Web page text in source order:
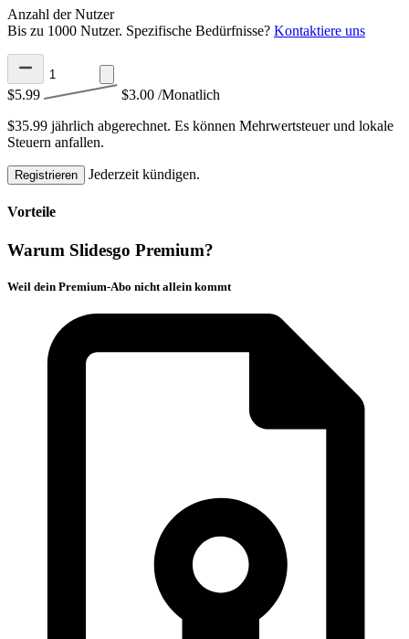
Anzahl der Nutzer
Bis zu 1000 Nutzer. Spezifische Bedürfnisse? Kontaktiere uns
$5.99 $3.00 /Monatlich
$35.99 jährlich abgerechnet. Es können Mehrwertsteuer und lokale
Steuern anfallen.
Registrieren Jederzeit kündigen.
Vorteile
Warum Slidesgo Premium?
Weil dein Premium-Abo nicht allein kommt